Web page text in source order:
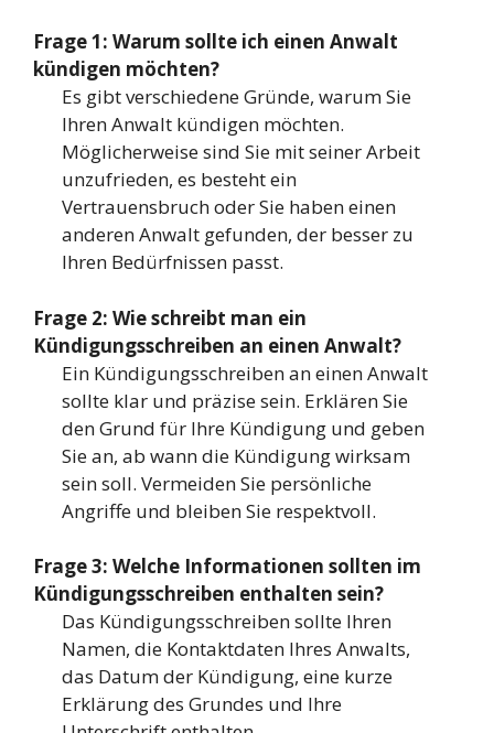
Frage 1: Warum sollte ich einen Anwalt
kündigen möchten?
Es gibt verschiedene Gründe, warum Sie
Ihren Anwalt kündigen möchten.
Möglicherweise sind Sie mit seiner Arbeit
unzufrieden, es besteht ein
Vertrauensbruch oder Sie haben einen
anderen Anwalt gefunden, der besser zu
Ihren Bedürfnissen passt.
Frage 2: Wie schreibt man ein
Kündigungsschreiben an einen Anwalt?
Ein Kündigungsschreiben an einen Anwalt
sollte klar und präzise sein. Erklären Sie
den Grund für Ihre Kündigung und geben
Sie an, ab wann die Kündigung wirksam
sein soll. Vermeiden Sie persönliche
Angriffe und bleiben Sie respektvoll.
Frage 3: Welche Informationen sollten im
Kündigungsschreiben enthalten sein?
Das Kündigungsschreiben sollte Ihren
Namen, die Kontaktdaten Ihres Anwalts,
das Datum der Kündigung, eine kurze
Erklärung des Grundes und Ihre